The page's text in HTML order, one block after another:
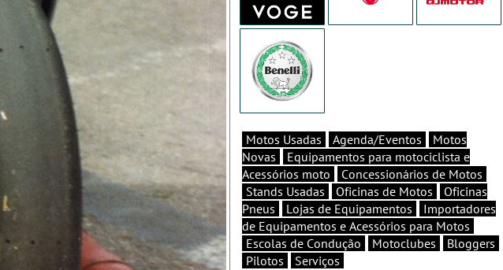
Motos Usadas Agenda/Eventos
Motos
Novas
Equipamentos para motociclista e
Acessórios moto
Concessionários de Motos
Stands Usadas
Oficinas de Motos
Oficinas
Pneus
Lojas de Equipamentos
Importadores
de Equipamentos e Acessórios para Motos
Escolas de Condução
Motoclubes
Bloggers
Pilotos
Serviços